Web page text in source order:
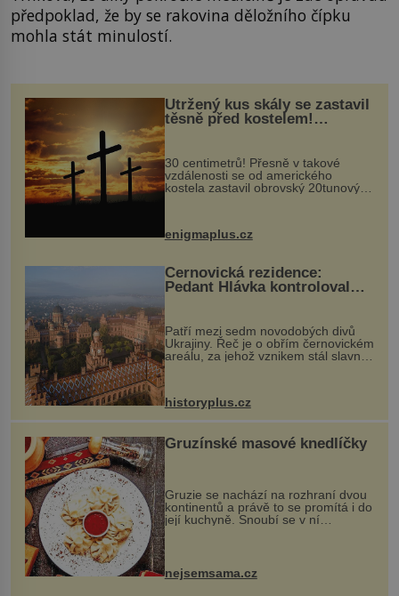
předpoklad, že by se rakovina děložního čípku
mohla stát minulostí.
Utržený kus skály se zastavil
těsně před kostelem!
Ochránila ho boží síla?
30 centimetrů! Přesně v takové
vzdálenosti se od amerického
kostela zastavil obrovský 20tunový
...
enigmaplus.cz
Černovická rezidence:
Pedant Hlávka kontroloval
Patří mezi sedm novodobých divů
Ukrajiny. Řeč je o obřím černovickém
areálu, za jehož vznikem stál slavný
český architekt Josef Hlávka. Ten si
na něm dal mimořádně záležet. Jeho
historyplus.cz
Gruzínské masové knedlíčky
Gruzie se nachází na rozhraní dvou
kontinentů a právě to se promítá i do
její kuchyně. Snoubí se v ní
evropské a asijské chutě a díky tomu
pokrmy, které rozhodně st...
nejsemsama.cz